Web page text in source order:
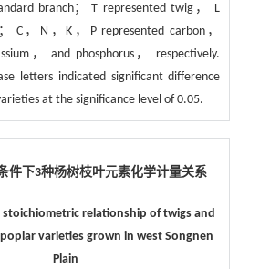
branch； T represented twig， L
C，N，K，P represented carbon，
， and phosphorus， respectively.
letters indicated significant difference
at the significance level of 0.05.
件下3种杨树枝叶元素化学计量关系
stoichiometric relationship of twigs and
varieties grown in west Songnen
Plain